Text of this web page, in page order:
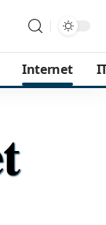
Internet